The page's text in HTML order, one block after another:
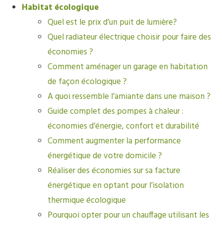
Habitat écologique
Quel est le prix d’un puit de lumière?
Quel radiateur électrique choisir pour faire des
économies ?
Comment aménager un garage en habitation
de façon écologique ?
A quoi ressemble l’amiante dans une maison ?
Guide complet des pompes à chaleur :
économies d’énergie, confort et durabilité
Comment augmenter la performance
énergétique de votre domicile ?
Réaliser des économies sur sa facture
énergétique en optant pour l’isolation
thermique écologique
Pourquoi opter pour un chauffage utilisant les